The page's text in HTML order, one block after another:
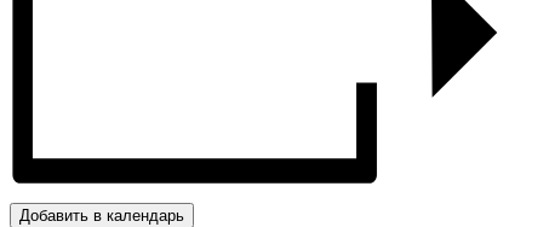
Добавить в календарь